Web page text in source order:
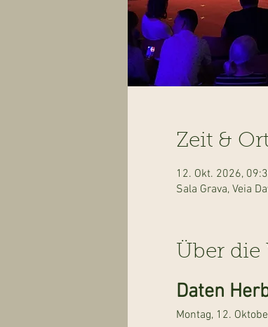
Zeit &
12. Okt. 2026,
Sala Grava, Veia
Über die
Daten
Montag, 12.